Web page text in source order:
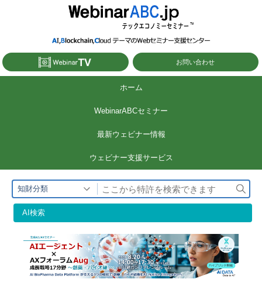
ン
ツ
お問い合わせ
ホーム
WebinarABCセミナー
最新ウェビナー情報
ウェビナー⽀援サービス
知財分類
検
索
AI検索